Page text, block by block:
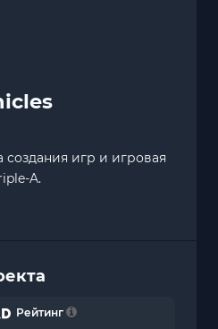
игр и игровая
A.
Рейтинг